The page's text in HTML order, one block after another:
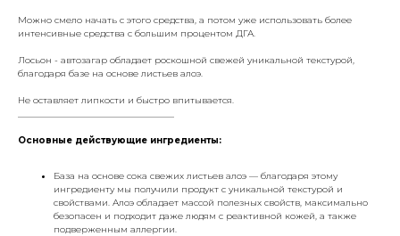
Можно смело начать с этого средства, а потом уже использовать более
интенсивные средства с большим процентом ДГА.
Лосьон - автозагар обладает роскошной свежей уникальной текстурой,
благодаря базе на основе листьев алоэ.
Не оставляет липкости и быстро впитывается.
Основные действующие ингредиенты:
База на основе сока свежих листьев алоэ — благодаря этому
ингредиенту мы получили продукт с уникальной текстурой и
свойствами. Алоэ обладает массой полезных свойств, максимально
безопасен и подходит даже людям с реактивной кожей, а также
подверженным аллергии.